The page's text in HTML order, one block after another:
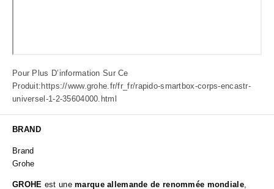
Pour Plus D’information Sur Ce
Produit: https://www.grohe.fr/fr_fr/rapido-smartbox-corps-encastr-
universel-1-2-35604000.html
BRAND
Brand
Grohe
GROHE est unemarque allemande de renommée mondiale,